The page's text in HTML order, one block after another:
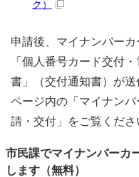
ク）
申請後、マイナンバーカ
「個人番号カード交
書」（交付通知書）が
ページ内の「マイナン
請・交付」をご覧くださ
市民課でマイナンバーカ
します（無料）